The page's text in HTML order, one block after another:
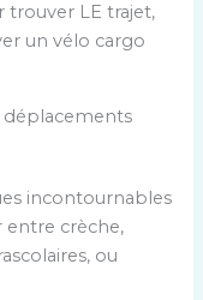
trouver LE trajet,
un vélo cargo
déplacements
incontournables
entre crèche,
ou